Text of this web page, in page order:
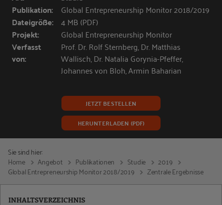
Publikation: Global Entrepreneurship Monitor 2018/2019
Dateigröße: 4 MB (PDF)
Projekt: Global Entrepreneurship Monitor
Verfasst
von:
Prof. Dr. Rolf Sternberg, Dr. Matthias
Wallisch, Dr. Natalia Gorynia-Pfeffer,
Johannes von Bloh, Armin Baharian
JETZT BESTELLEN
HERUNTERLADEN (PDF)
Sie sind hier:
Home
Angebot Publikationen Studie
2019
Global Entrepreneurship Monitor 2018/2019
Zentrale Ergebnisse
INHALTSVERZEICHNIS